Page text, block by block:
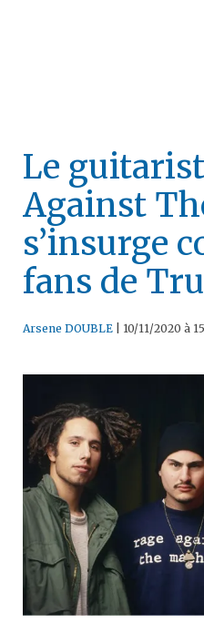
Le guitariste de “Rage
Against
s’insurge
fans de
Arsene DOUBLE 10/11/2020 à